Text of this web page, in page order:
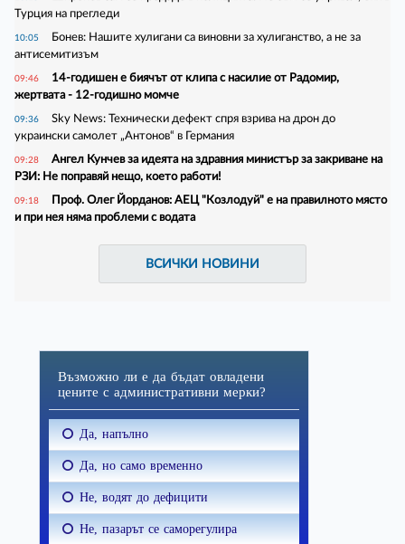
Турция на прегледи
10:05
Бонев: Нашите хулигани са виновни за хулиганство, а не за
антисемитизъм
09:46
14-годишен е биячът от клипа с насилие от Радомир,
жертвата - 12-годишно момче
09:36
Sky News: Технически дефект спря взрива на дрон до
украински самолет „Антонов“ в Германия
09:28
Ангел Кунчев за идеята на здравния министър за закриване на
РЗИ: Не поправяй нещо, което работи!
09:18
Проф. Олег Йорданов: АЕЦ "Козлодуй" е на правилното място
и при нея няма проблеми с водата
ВСИЧКИ НОВИНИ